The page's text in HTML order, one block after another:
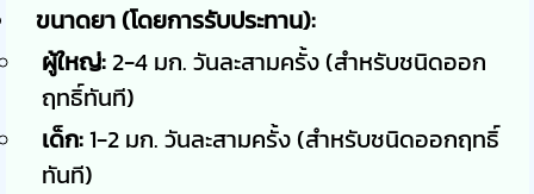
ขนาดยา (โดยการรับประทาน):
ผู้ใหญ่:2-4 มก. วันละสามครั้ง (สำหรับชนิดออก
ฤทธิ์ทันที)
เด็ก:1-2 มก. วันละสามครั้ง (สำหรับชนิดออกฤทธิ์
ทันที)